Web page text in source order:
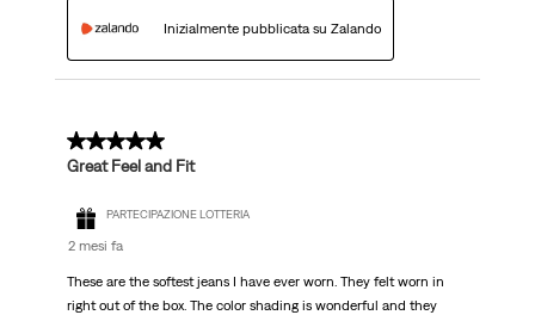
Inizialmente pubblicata su Zalando
5 su 5 stelle.
Great Feel and Fit
PARTECIPAZIONE LOTTERIA
2 mesi fa
These are the softest jeans I have ever worn. They felt worn in
right out of the box. The color shading is wonderful and they